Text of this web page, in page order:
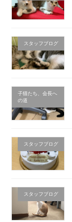
スタッフブログ
子猫たち、会長へ
の道
スタッフブログ
スタッフブログ